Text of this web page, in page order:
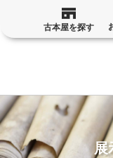
古本屋を探す
展